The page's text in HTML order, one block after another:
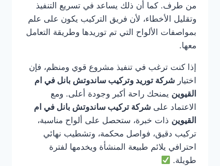
من طرف. كما أن ذلك يساعد في تسريع التنفيذ
وتقليل الأخطاء، لأن فريق التركيب يكون على علم
بمواصفات الألواح التي تم توريدها وطريقة التعامل
معها.
إذا كنت ترغب في تنفيذ مشروع قوي ومنظم، فإن
اختيار شركة توريد وتركيب ساندوتش بانل في ام
القيوين يمنحك راحة أكبر وجودة أعلى. ومع
الاعتماد على شركة تركيب ساندوتش بانل في ام
القيوين ذات خبرة، ستحصل على ألواح مناسبة،
تركيب دقيق، فواصل محكمة، وتشطيب نهائي
احترافي يلائم طبيعة المنشأة ويخدمها لفترة
طويلة.